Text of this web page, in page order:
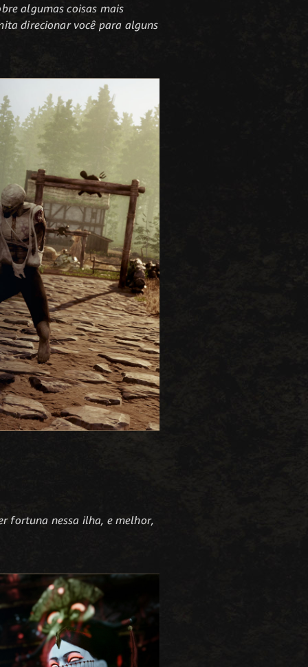
algumas coisas mais
direcionar você para alguns
fortuna nessa ilha, e melhor,